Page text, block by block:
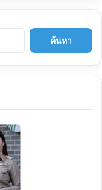
ค้
น
รั